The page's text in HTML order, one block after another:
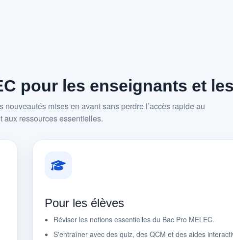
pour les enseignants et
mises en avant sans perdre l’accès rapide au
aux ressources essentielles.
Pour les élèves
Réviser les notions essentielles du Bac Pro MELEC.
S'entraîner avec des quiz, des QCM et des aides